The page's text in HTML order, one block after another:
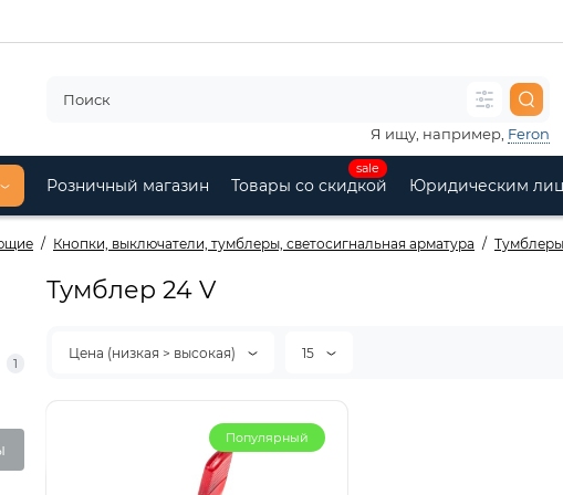
Я ищу, например, Feron
Розничный магазин
sale
Товары со скидкой Юридическим
Кнопки, выключатели, тумблеры, светосигнальная арматура
1
Тумблер 24 V
Цена (низкая > высокая) 15
Популярный